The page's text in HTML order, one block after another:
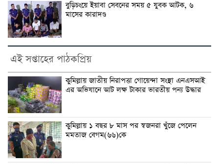
বুড়িচংয়ে ইয়াবা সেবনের সময় ৫ যুবক আটক, ৬
মাসের কারাদণ্ড
এই সপ্তাহের পাঠকপ্রিয়
কুমিল্লায় জাতীয় নিরাপত্তা গোয়েন্দা সংস্থা এনএসআই
এর অভিযানে আট লক্ষ টাকার ভারতীয় পন্য উদ্ধার
কুমিল্লায় ১ বছর ৮ মাস পর স্বজনরা খুঁজে পেলেন
মমতাজ বেগম(৬৬)কে